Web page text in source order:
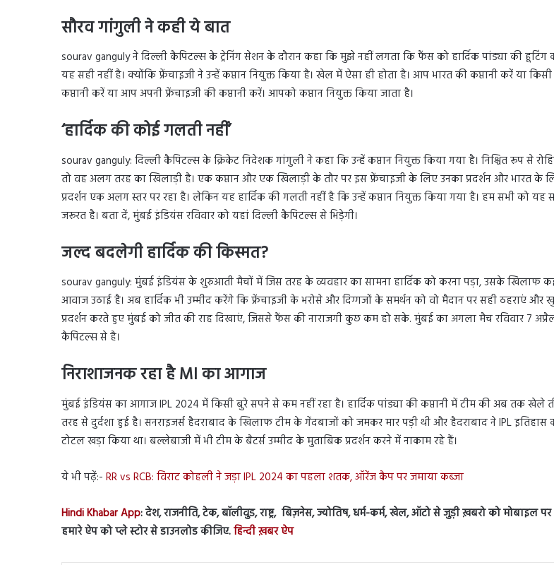
सौरव गांगुली ने कही ये बात
sourav ganguly ने दिल्ली कैपिटल्स के ट्रेनिंग सेशन के दौरान कहा कि मुझे नहीं लगता कि फैंस को हार्दिक पांड्या की हूटिंग
यह सही नहीं है। क्योंकि फ्रेंचाइजी ने उन्हें कप्तान नियुक्त किया है। खेल में ऐसा ही होता है। आप भारत की कप्तानी करें या
कप्तानी करें या आप अपनी फ्रेंचाइजी की कप्तानी करें। आपको कप्तान नियुक्त किया जाता है।
‘हार्दिक की कोई गलती नहीं’
sourav ganguly: दिल्ली कैपिटल्स के क्रिकेट निदेशक गांगुली ने कहा कि उन्हें कप्तान नियुक्त किया गया है। निश्चित रूप से
तो वह अलग तरह का खिलाड़ी है। एक कप्तान और एक खिलाड़ी के तौर पर इस फ्रेंचाइजी के लिए उनका प्रदर्शन और भारत के
प्रदर्शन एक अलग स्तर पर रहा है। लेकिन यह हार्दिक की गलती नहीं है कि उन्हें कप्तान नियुक्त किया गया है। हम सभी को
जरूरत है। बता दें, मुंबई इंडियंस रविवार को यहां दिल्ली कैपिटल्स से भिड़ेगी।
जल्द बदलेगी हार्दिक की किस्मत?
sourav ganguly: मुंबई इंडियंस के शुरुआती मैचों में जिस तरह के व्यवहार का सामना हार्दिक को करना पड़ा, उसके खिलाफ
आवाज उठाई है। अब हार्दिक भी उम्मीद करेंगे कि फ्रेंचाइजी के भरोसे और दिग्गजों के समर्थन को वो मैदान पर सही ठहराएं और
प्रदर्शन करते हुए मुंबई को जीत की राह दिखाएं, जिससे फैंस की नाराजगी कुछ कम हो सके. मुंबई का अगला मैच रविवार 7
कैपिटल्स से है।
निराशाजनक रहा है MI का आगाज
मुंबई इंडियंस का आगाज IPL 2024 में किसी बुरे सपने से कम नहीं रहा है। हार्दिक पांड्या की कप्तानी में टीम की अब तक खेले
तरह से दुर्दशा हुई है। सनराइजर्स हैदराबाद के खिलाफ टीम के गेंदबाजों को जमकर मार पड़ी थी और हैदराबाद ने IPL
टोटल खड़ा किया था। बल्लेबाजी में भी टीम के बैटर्स उम्मीद के मुताबिक प्रदर्शन करने में नाकाम रहे हैं।
ये भी पढ़ें:- RR vs RCB: विराट कोहली ने जड़ा IPL 2024 का पहला शतक, ऑरेंज कैप पर जमाया कब्जा
Hindi Khabar App: देश, राजनीति, टेक, बॉलीवुड, राष्ट्र, बिज़नेस, ज्योतिष, धर्म-कर्म, खेल, ऑटो से जुड़ी ख़बरो को मोबाइल
हमारे ऐप को प्ले स्टोर से डाउनलोड कीजिए.हिन्दी ख़बर ऐप